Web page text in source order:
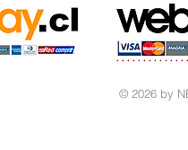
© 2026 by